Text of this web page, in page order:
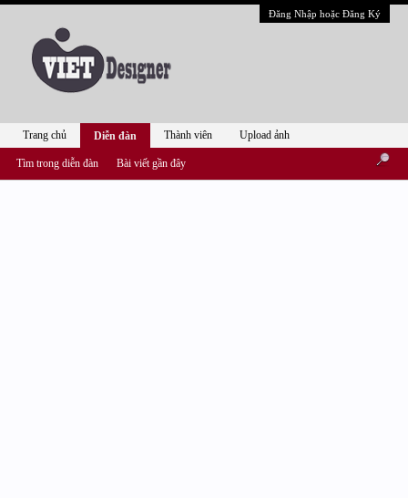
Đăng Nhập hoặc Đăng Ký
Trang chủ Diễn đàn
Tìm trong diễn đàn Bài viết gần đây
Thành viên Upload ảnh